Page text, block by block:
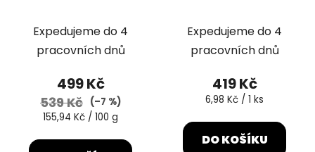
Expedujeme do 4
pracovních dnů
499 Kč
539 Kč (–7 %)
Měrná
155,94 Kč / 100 g
Expedujeme do 4
pracovních dnů
419 Kč
Měrná
6,98 Kč / 1 ks
DO KOŠÍKU